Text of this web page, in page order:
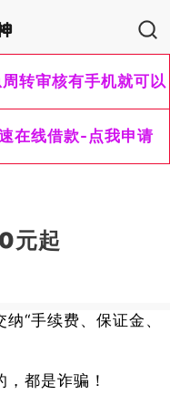
转审核有手机就可以
在线借款-点我申请
元起
“手续费、保证金、
都是诈骗！